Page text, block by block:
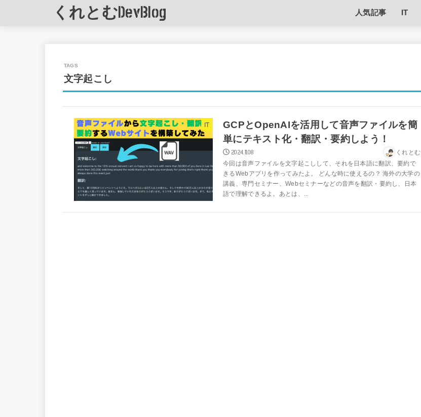
くれとむDevBlog 人気記事 IT
文字起こし
IT
GCPとOpenAIを活用して音声ファイルを簡
単にテキスト化・翻訳・要約しよう！
2024.11.08 くれとむ
今回は音声ファイルを文字起こしして、それを日本語に翻訳、要約で
きるWebアプリを作ってみたよ。 どんな時に使えるの？ 海外の大学の
講義、専門セミナー、Webセミナーなどの音声を翻訳・要約し、日本
語で理解できるよ。あとは、...